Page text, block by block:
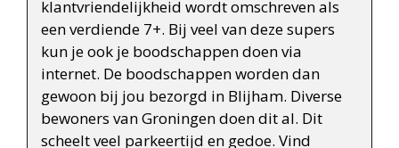
klantvriendelijkheid wordt omschreven als
een verdiende 7+. Bij veel van deze supers
kun je ook je boodschappen doen via
internet. De boodschappen worden dan
gewoon bij jou bezorgd in Blijham. Diverse
bewoners van Groningen doen dit al. Dit
scheelt veel parkeertijd en gedoe. Vind